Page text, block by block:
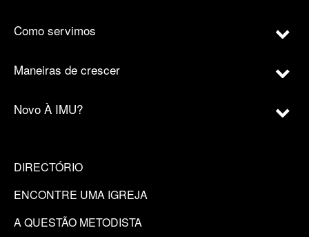
Como servimos
Maneiras de crescer
Novo À IMU?
DIRECTÓRIO
ENCONTRE UMA IGREJA
A QUESTÃO METODISTA